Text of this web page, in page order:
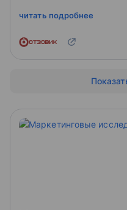
обучения по и...
читать подробнее